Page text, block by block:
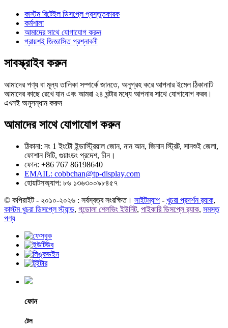
কাস্টম রিটেইল ডিসপ্লে প্রস্তুতকারক
কর্মশালা
আমাদের সাথে যোগাযোগ করুন
প্রায়শই জিজ্ঞাসিত প্রশ্নাবলী
সাবস্ক্রাইব করুন
আমাদের পণ্য বা মূল্য তালিকা সম্পর্কে জানতে, অনুগ্রহ করে আপনার ইমেল ঠিকানাটি
আমাদের কাছে রেখে যান এবং আমরা ২৪ ঘন্টার মধ্যে আপনার সাথে যোগাযোগ করব।
এখনই অনুসন্ধান করুন
আমাদের সাথে যোগাযোগ করুন
ঠিকানা: নং 1 ইংটৌ ইন্ডাস্ট্রিয়াল জোন, নান আন, জিনান স্ট্রিট, সানশুই জেলা,
ফোশান সিটি, গুয়াংডং প্রদেশ, চীন।
ফোন: +86 767 86198640
EMAIL: cobbchan@tp-display.com
হোয়াটসঅ্যাপ: ৮৬ ১৩৬৩০০৯৮৪৫৭
© কপিরাইট - ২০১০-২০২৬ : সর্বস্বত্ব সংরক্ষিত। সাইটম্যাপ - খুচরা প্রদর্শন র‍্যাক,
কাস্টম খুচরা ডিসপ্লে স্ট্যান্ড, গন্ডোলা শেলভিং ইউনিট, পাইকারি ডিসপ্লে র‍্যাক, সমস্ত
পণ্য
ফোন
টেল